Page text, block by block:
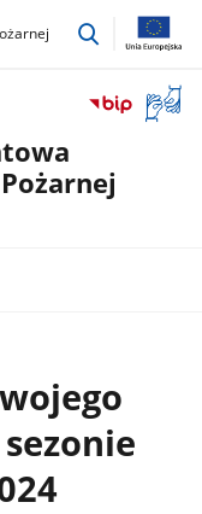
przejdź
okno